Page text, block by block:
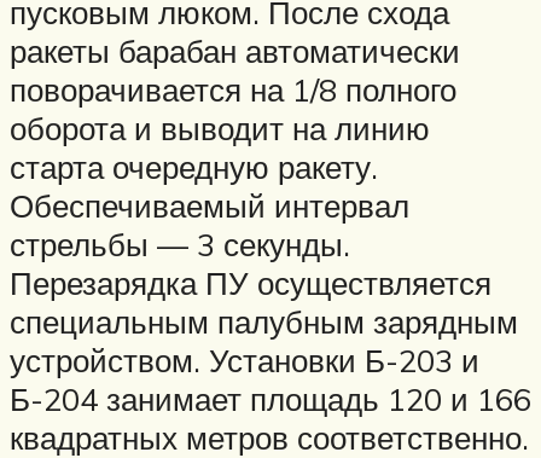
пусковым люком. После схода
ракеты барабан автоматически
поворачивается на 1/8 полного
оборота и выводит на линию
старта очередную ракету.
Обеспечиваемый интервал
стрельбы — 3 секунды.
Перезарядка ПУ осуществляется
специальным палубным зарядным
устройством. Установки Б-203 и
Б-204 занимает площадь 120 и 166
квадратных метров соответственно.